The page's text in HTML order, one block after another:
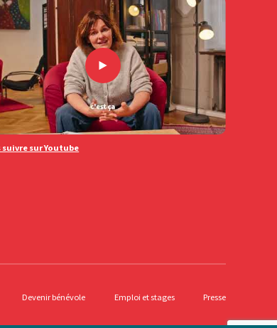
suivre sur Youtube
Devenir bénévole Emploi et stages Presse